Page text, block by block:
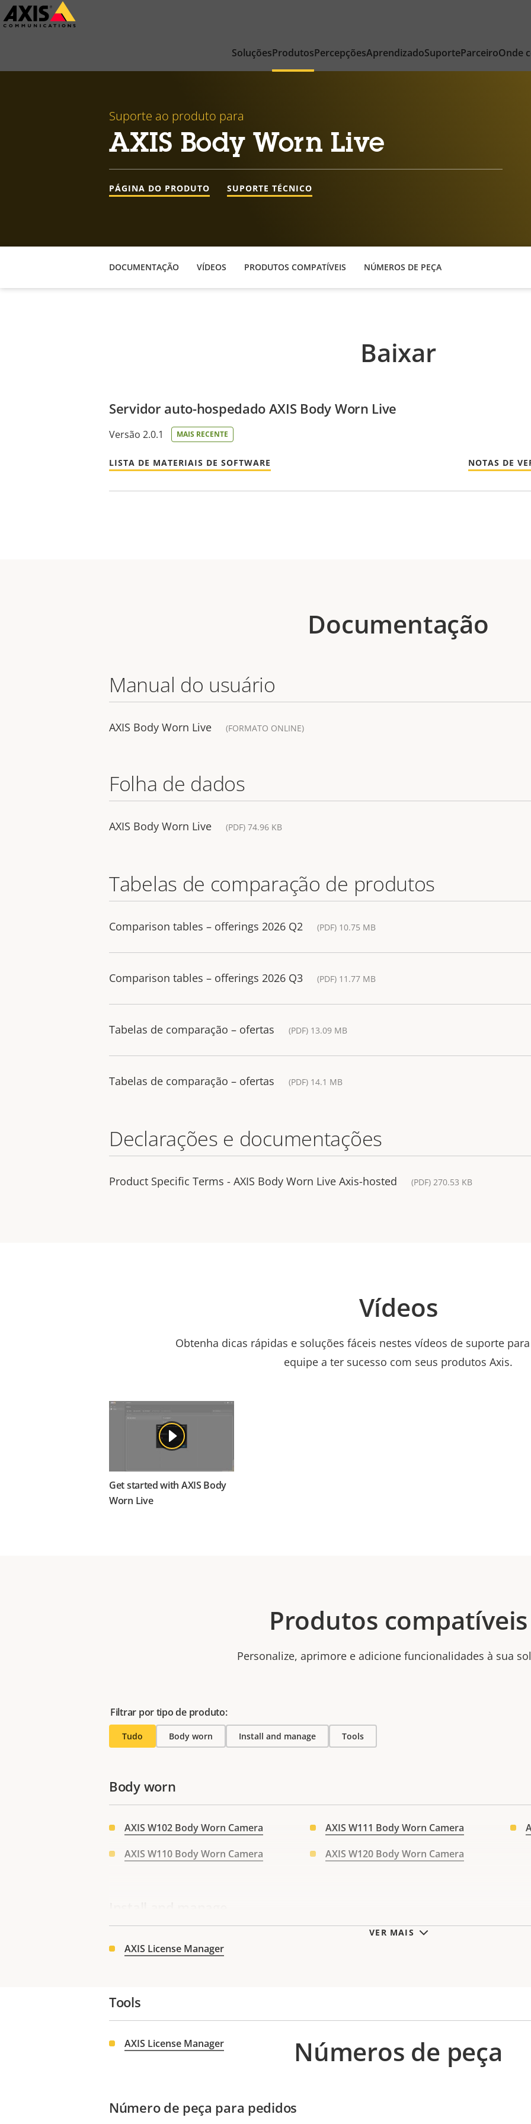
Pular
para
SoluçõesProdutosPercepçõesAprendizadoSuporteParceiroOnde
Suporte ao produto para
AXIS Body Worn Live
PÁGINA DO PRODUTO SUPORTE TÉCNICO
DOCUMENTAÇÃO VÍDEOS PRODUTOS COMPATÍVEIS NÚMEROS DE PEÇA
Baixar
Servidor auto-hospedado AXIS Body Worn Live
Versão 2.0.1 MAIS RECENTE
LISTA DE MATERIAIS DE SOFTWARE NOTAS DE
Documentação
Manual do usuário
AXIS Body Worn Live (FORMATO ONLINE)
Folha de dados
AXIS Body Worn Live (PDF) 74.96 KB
Tabelas de comparação de produtos
Comparison tables – offerings 2026 Q2 (PDF) 10.75 MB
Comparison tables – offerings 2026 Q3 (PDF) 11.77 MB
Tabelas de comparação – ofertas (PDF) 13.09 MB
Tabelas de comparação – ofertas (PDF) 14.1 MB
Declarações e documentações
Product Specific Terms - AXIS Body Worn Live Axis-hosted (PDF) 270.53 KB
Vídeos
Obtenha dicas rápidas e soluções fáceis nestes vídeos de suporte
equipe a ter sucesso com seus produtos Axis.
Get started with AXIS Body
Worn Live
Produtos compatíveis
Personalize, aprimore e adicione funcionalidades à sua
Filtrar por tipo de produto:
Tudo Body worn Install and manage Tools
VER MAIS
Body worn
AXIS W102 Body Worn Camera
AXIS W110 Body Worn Camera
AXIS W111 Body Worn Camera
AXIS W120 Body Worn Camera
AXIS License Manager
Tools
AXIS License Manager Números de peça
Número de peça para pedidos